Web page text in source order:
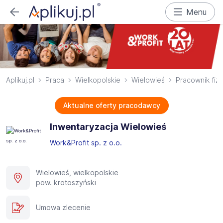
Menu
Aplikuj.pl Praca Wielkopolskie Wielowieś Pracownik
Aktualne oferty pracodawcy
Inwentaryzacja Wielowieś
Work&Profit sp. z o.o.
Wielowieś, wielkopolskie
pow. krotoszyński
Umowa zlecenie